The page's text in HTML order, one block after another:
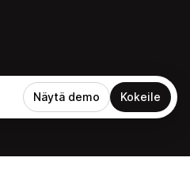
Näytä demo Kokeile